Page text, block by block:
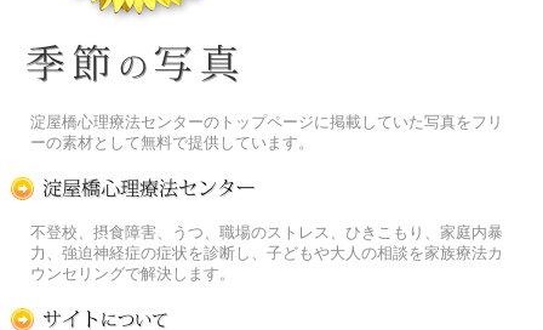
淀屋橋心理療法センターのトップページに掲載していた写真をフリ
ーの素材として無料で提供しています。
不登校、摂食障害、うつ、職場のストレス、ひきこもり、家庭内暴
力、強迫神経症の症状を診断し、子どもや大人の相談を家族療法カ
ウンセリングで解決します。